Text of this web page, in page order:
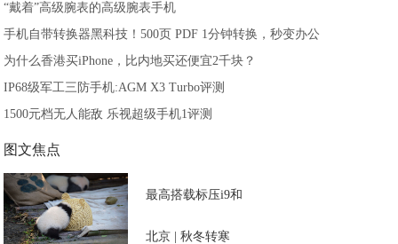
“戴着”高级腕表的高级腕表手机
手机自带转换器黑科技！500页 PDF 1分钟转换，秒变办公
为什么香港买iPhone，比内地买还便宜2千块？
IP68级军工三防手机:AGM X3 Turbo评测
1500元档无人能敌 乐视超级手机1评测
图文焦点
最高搭载标压i9和
北京 | 秋冬转寒